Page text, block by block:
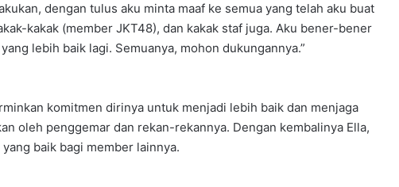
dengan tulus aku minta maaf ke semua yang telah aku buat
kakak (member JKT48), dan kakak staf juga. Aku bener-bener
lebih baik lagi. Semuanya, mohon dukungannya.”
komitmen dirinya untuk menjadi lebih baik dan menjaga
oleh penggemar dan rekan-rekannya. Dengan kembalinya Ella,
baik bagi member lainnya.